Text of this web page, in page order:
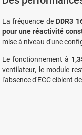
La fréquence de DDR3
pour une réactivité
mise à niveau d'une
Le fonctionnement à
ventilateur, le module
l'absence d'ECC ciblent